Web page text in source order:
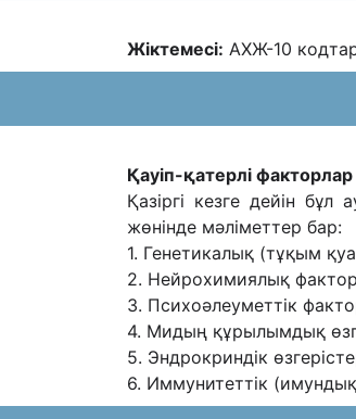
Жіктемесі: АХЖ-10
Қауіп-қатерлі факторлар
Қазіргі кезге дейін
жөнінде мəліметтер бар:
1. Генетикалық (тұқым
2. Нейрохимиялық
3. Психоəлеуметтік
4. Мидың құрылымдық
5. Эндрокриндік
6. Иммунитеттік